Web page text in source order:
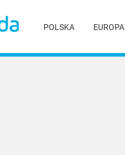
POLSKA EUROPA